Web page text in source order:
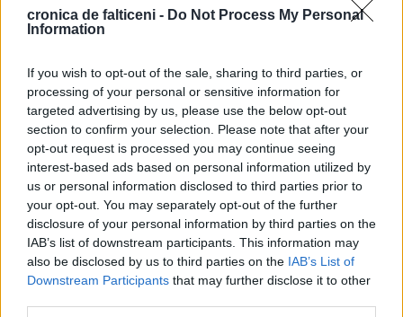
cronica de falticeni - Do Not Process My Personal
Information
If you wish to opt-out of the sale, sharing to third parties, or
processing of your personal or sensitive information for
targeted advertising by us, please use the below opt-out
section to confirm your selection. Please note that after your
opt-out request is processed you may continue seeing
interest-based ads based on personal information utilized by
us or personal information disclosed to third parties prior to
your opt-out. You may separately opt-out of the further
disclosure of your personal information by third parties on the
IAB’s list of downstream participants. This information may
also be disclosed by us to third parties on the IAB’s List of
Downstream Participants that may further disclose it to other